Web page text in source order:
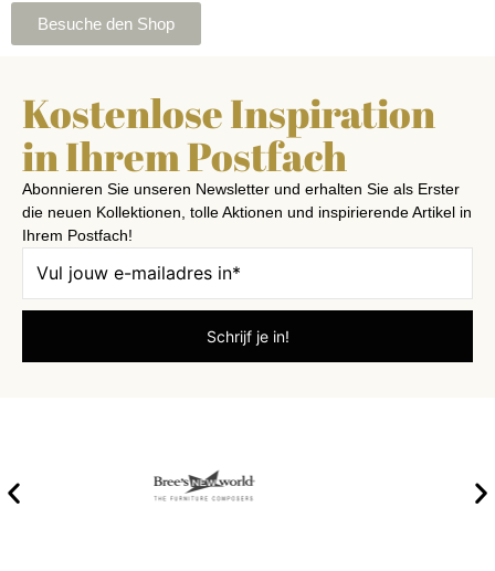
Besuche den Shop
Kostenlose Inspiration
in Ihrem Postfach
Abonnieren Sie unseren Newsletter und erhalten Sie als Erster
die neuen Kollektionen, tolle Aktionen und inspirierende Artikel in
Ihrem Postfach!